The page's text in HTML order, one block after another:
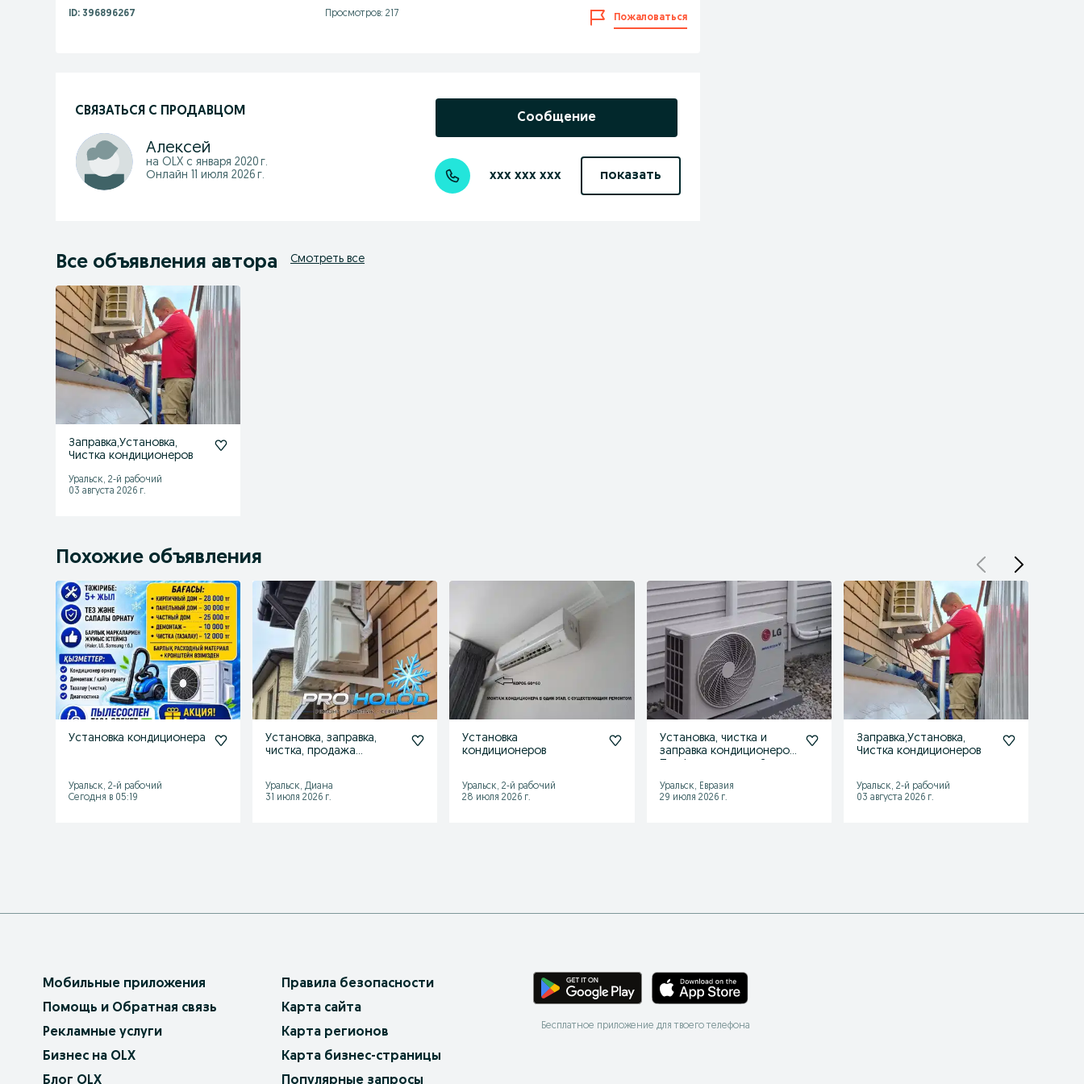
ID: 396896267 Просмотров: 217 Пожаловаться
СВЯЗАТЬСЯ С ПРОДАВЦОМ
Алексей
на OLX с января 2020 г.
Онлайн 11 июля 2026 г.
Сообщение
xxx xxx xxx показать
Все объявления автора Смотреть все
Заправка,Установка,
Чистка кондиционеров
Уральск, 2-й рабочий
03 августа 2026 г.
Похожие объявления
Установка кондиционера
Уральск, 2-й рабочий
Сегодня в 05:19
Установка, заправка,
чистка, продажа
Уральск, Диана
31 июля 2026 г.
Установка
кондиционеров
Уральск, 2-й рабочий
28 июля 2026 г.
Установка, чистка и
заправка кондиционеров.
Уральск, Евразия
29 июля 2026 г.
Заправка,Установка,
Чистка кондиционеров
Уральск, 2-й рабочий
03 августа 2026 г.
Мобильные приложения
Помощь и Обратная связь
Рекламные услуги
Бизнес на OLX
Блог OLX
Правила безопасности
Карта сайта
Карта регионов
Карта бизнес-страницы
Популярные запросы
Бесплатное приложение для твоего телефона